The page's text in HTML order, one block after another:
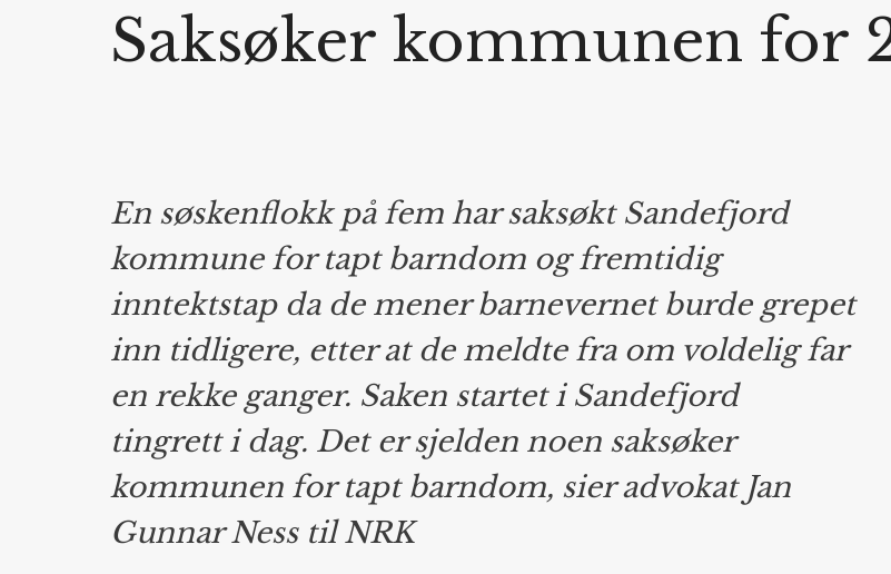
Saksøker kommunen for
En søskenflokk på fem har saksøkt Sandefjord
kommune for tapt barndom og fremtidig
inntektstap da de mener barnevernet burde grepet
inn tidligere, etter at de meldte fra om voldelig far
en rekke ganger. Saken startet i Sandefjord
tingrett i dag. Det er sjelden noen saksøker
kommunen for tapt barndom, sier advokat Jan
Gunnar Ness til NRK